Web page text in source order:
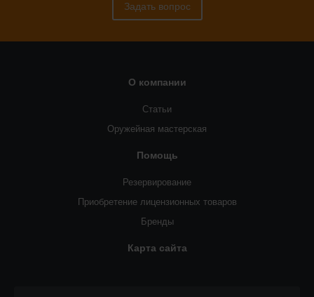
Задать вопрос
О компании
Статьи
Оружейная мастерская
Помощь
Резервирование
Приобретение лицензионных товаров
Бренды
Карта сайта